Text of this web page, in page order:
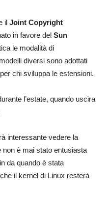
il Joint Copyright
in favore del Sun
le modalità di
diversi sono adottati
chi sviluppa le estensioni.
l’estate, quando uscira
interessante vedere la
non è mai stato entusiasta
da quando è stata
il kernel di Linux resterà